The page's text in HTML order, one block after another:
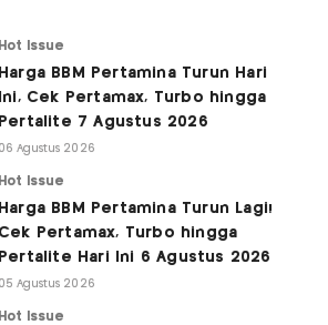
Hot Issue
Harga BBM Pertamina Turun Hari
Ini, Cek Pertamax, Turbo hingga
Pertalite 7 Agustus 2026
06 Agustus 2026
Hot Issue
Harga BBM Pertamina Turun Lagi!
Cek Pertamax, Turbo hingga
Pertalite Hari Ini 6 Agustus 2026
05 Agustus 2026
Hot Issue